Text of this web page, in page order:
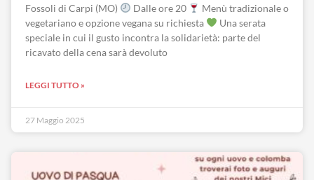
Fossoli di Carpi (MO)
Dalle ore 20
Menù tradizionale o
vegetariano e opzione vegana su richiesta
Una serata
speciale in cui il gusto incontra la solidarietà: parte del
ricavato della cena sarà devoluto
LEGGI TUTTO »
27 Maggio 2025